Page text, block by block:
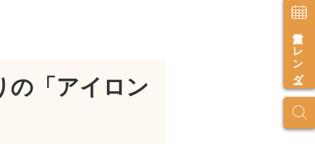
営業カレンダー
の「アイロン